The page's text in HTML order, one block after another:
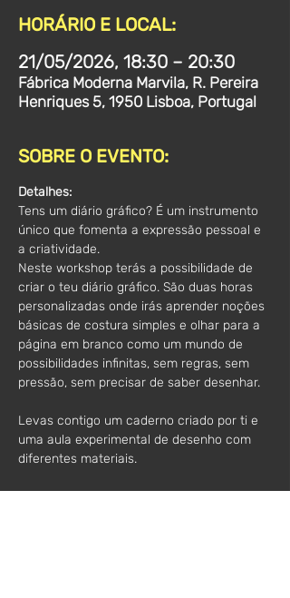
HORÁRIO E LOCAL:
21/05/2026, 18:30 – 20:30
Fábrica Moderna Marvila, R. Pereira
Henriques 5, 1950 Lisboa, Portugal
SOBRE O EVENTO:
Detalhes:
Tens um diário gráfico? É um instrumento
único que fomenta a expressão pessoal e
a criatividade.
Neste workshop terás a possibilidade de
criar o teu diário gráfico. São duas horas
personalizadas onde irás aprender noções
básicas de costura simples e olhar para a
página em branco como um mundo de
possibilidades infinitas, sem regras, sem
pressão, sem precisar de saber desenhar.
Levas contigo um caderno criado por ti e
uma aula experimental de desenho com
diferentes materiais.